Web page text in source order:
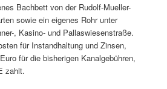
Bachbett von der Rudolf-Mueller-
sowie ein eigenes Rohr unter
, Kasino- und Pallaswiesenstraße.
für Instandhaltung und Zinsen,
für die bisherigen Kanalgebühren,
zahlt.